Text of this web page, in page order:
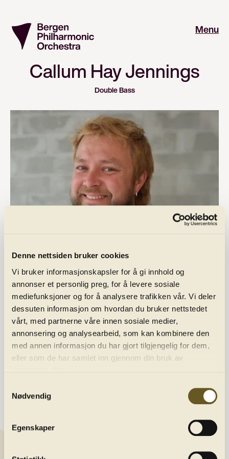
Denne nettsiden bruker cookies
Vi bruker informasjonskapsler for å gi innhold og
annonser et personlig preg, for å levere sosiale
mediefunksjoner og for å analysere trafikken vår. Vi deler
dessuten informasjon om hvordan du bruker nettstedet
vårt, med partnerne våre innen sosiale medier,
annonsering og analysearbeid, som kan kombinere den
med annen informasjon du har gjort tilgjengelig for dem,
eller som de har samlet inn gjennom din bruk av
Nødvendig
Egenskaper
Menu
Callum Hay Jennings
Double Bass
Programme
Contact
Newsletter